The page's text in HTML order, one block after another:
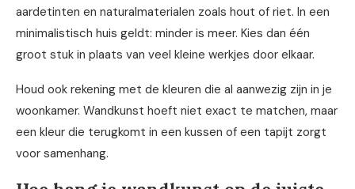
aardetinten en naturalmaterialen zoals hout of riet. In een
minimalistisch huis geldt: minder is meer. Kies dan één
groot stuk in plaats van veel kleine werkjes door elkaar.
Houd ook rekening met de kleuren die al aanwezig zijn in je
woonkamer. Wandkunst hoeft niet exact te matchen, maar
een kleur die terugkomt in een kussen of een tapijt zorgt
voor samenhang.